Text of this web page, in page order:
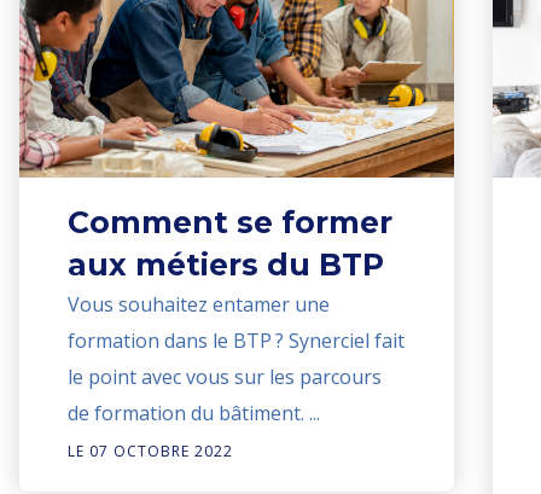
Comment se former
aux métiers du BTP
Vous souhaitez entamer une
formation dans le BTP ? Synerciel fait
le point avec vous sur les parcours
de formation du bâtiment. ...
LE 07 OCTOBRE 2022